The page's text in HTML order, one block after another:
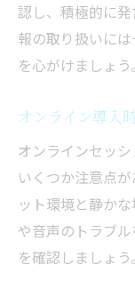
認し、積極的に
報の取り扱いに
を心がけましょう。
オンライン導入
オンラインセッ
いくつか注意点
ット環境と静か
や音声のトラブ
を確認しましょう。